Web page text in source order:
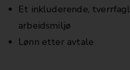
Et inkluderende,
arbeidsmiljø
Lønn etter avtale